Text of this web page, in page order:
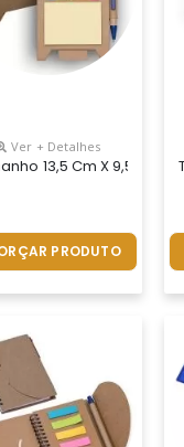
De Anotações Com
Ver + Detalhes
13,5 Cm X 9,5 Cm.
PRODUTO